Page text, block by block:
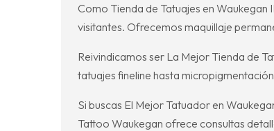
Como Tienda de Tatuajes en Waukegan
visitantes. Ofrecemos maquillaje
Reivindicamos ser La Mejor Tienda de
tatuajes fineline hasta
Si buscas El Mejor Tatuador en
Tattoo Waukegan ofrece consultas